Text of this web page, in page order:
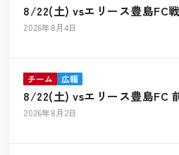
8/22(土) vsエリース豊島FC
ト出店のお知らせ
2026年8月4日
チーム 広報
8/22(土) vsエリース豊島FC
せ
2026年8月2日